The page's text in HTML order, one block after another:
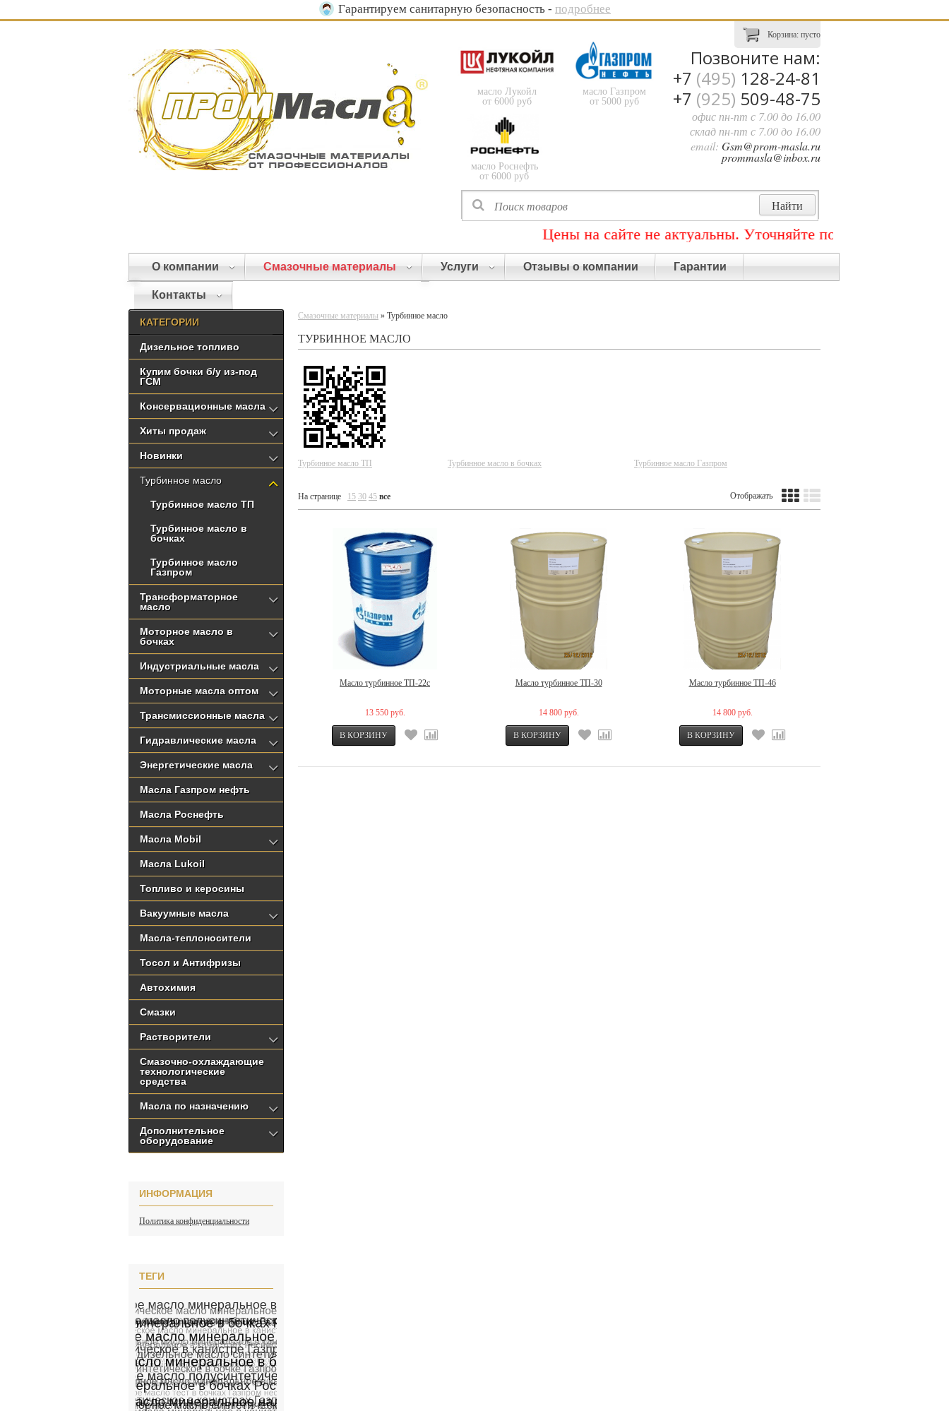
Гарантируем санитарную безопасность - подробнее
Корзина: пусто
масло Лукойл
от 6000 руб
масло Газпром
от 5000 руб
масло Роснефть
от 6000 руб
Позвоните нам:
+7 (495) 128-24-81
+7 (925) 509-48-75
офис пн-пт с 7.00 до 16.00
склад пн-пт с 7.00 до 16.00
email: Gsm@prom-masla.ru
prommasla@inbox.ru
Цены на сайте не актуальны. Уточняйте по телефону +7 (495)
О компании Смазочные материалы Услуги Отзывы о компании Гарантии
Контакты
КАТЕГОРИИ
Дизельное топливо
Купим бочки б/у из-под
ГСМ
Консервационные масла
Хиты продаж
Новинки
Турбинное масло
Турбинное масло ТП
Турбинное масло в
бочках
Турбинное масло
Газпром
Трансформаторное
масло
Моторное масло в
бочках
Индустриальные масла
Моторные масла оптом
Трансмиссионные масла
Гидравлические масла
Энергетические масла
Масла Газпром нефть
Масла Роснефть
Масла Mobil
Масла Lukoil
Топливо и керосины
Вакуумные масла
Масла-теплоносители
Тосол и Антифризы
Автохимия
Смазки
Растворители
Смазочно-охлаждающие
технологические
средства
Масла по назначению
Дополнительное
оборудование
ИНФОРМАЦИЯ
Политика конфиденциальности
ТЕГИ
Смазочные материалы » Турбинное масло
ТУРБИННОЕ МАСЛО
Турбинное масло ТП Турбинное масло в бочках Турбинное масло Газпром
На странице 15 30 45 все Отображать
Масло турбинное ТП-22с
13 550 руб.
Масло турбинное ТП-30
14 800 руб.
Масло турбинное ТП-46
14 800 руб.